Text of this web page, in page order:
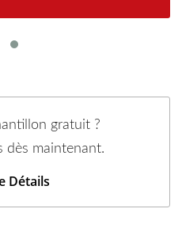
gratuit ?
dès maintenant.
Détails